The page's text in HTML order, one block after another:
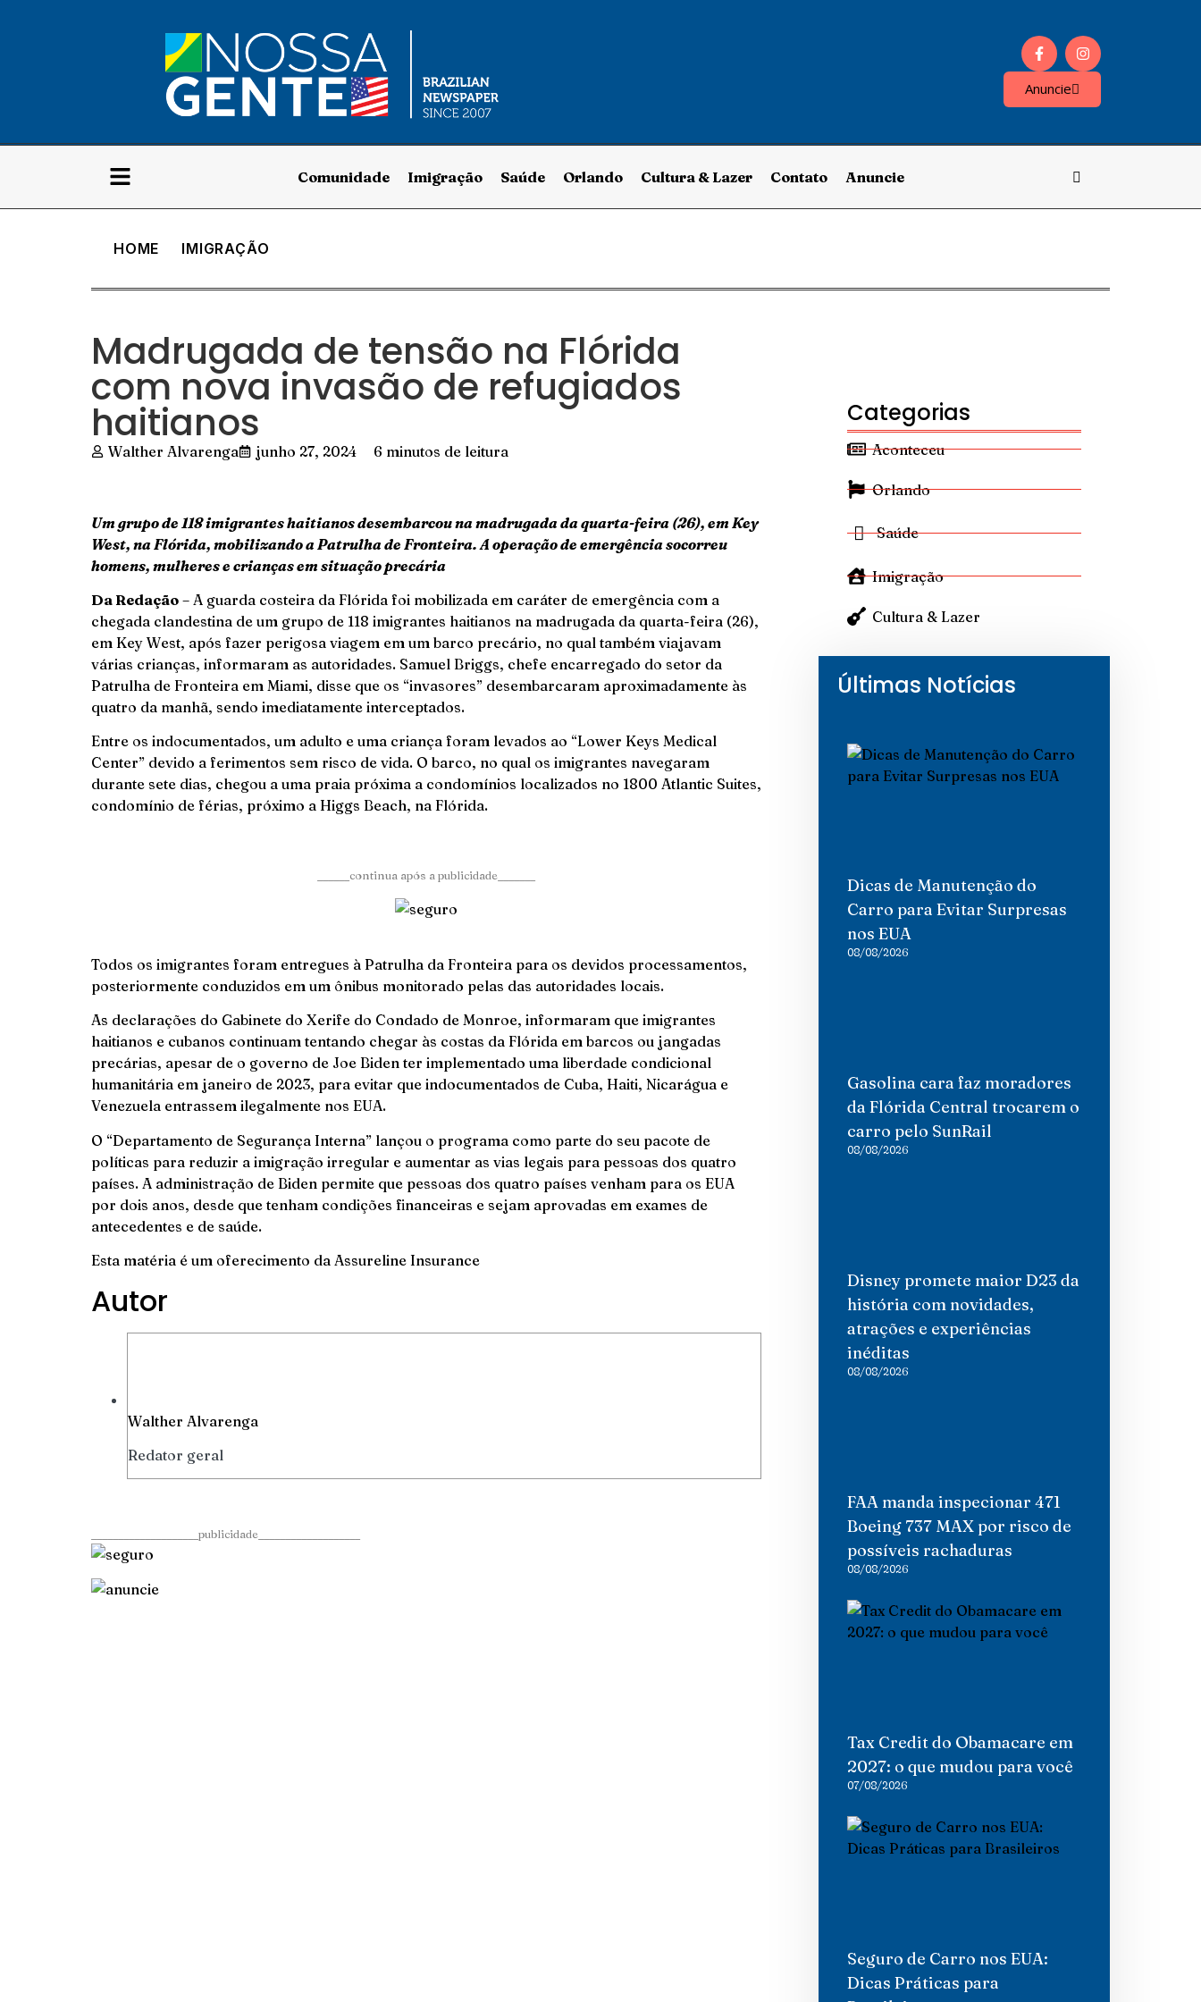
Anuncie
Comunidade Imigração Saúde Orlando Cultura & Lazer Contato Anuncie
HOME IMIGRAÇÃO
Madrugada de tensão na Flórida
com nova invasão de refugiados
haitianos
Walther Alvarenga junho 27, 2024 6 minutos de leitura
Um grupo de 118 imigrantes haitianos desembarcou na madrugada da quarta-feira (26), em Key
West, na Flórida, mobilizando a Patrulha de Fronteira. A operação de emergência socorreu
homens, mulheres e crianças em situação precária
Da Redação – A guarda costeira da Flórida foi mobilizada em caráter de emergência com a
chegada clandestina de um grupo de 118 imigrantes haitianos na madrugada da quarta-feira (26),
em Key West, após fazer perigosa viagem em um barco precário, no qual também viajavam
várias crianças, informaram as autoridades. Samuel Briggs, chefe encarregado do setor da
Patrulha de Fronteira em Miami, disse que os “invasores” desembarcaram aproximadamente às
quatro da manhã, sendo imediatamente interceptados.
Entre os indocumentados, um adulto e uma criança foram levados ao “Lower Keys Medical
Center” devido a ferimentos sem risco de vida. O barco, no qual os imigrantes navegaram
durante sete dias, chegou a uma praia próxima a condomínios localizados no 1800 Atlantic Suites,
condomínio de férias, próximo a Higgs Beach, na Flórida.
______continua após a publicidade_______
Todos os imigrantes foram entregues à Patrulha da Fronteira para os devidos processamentos,
posteriormente conduzidos em um ônibus monitorado pelas das autoridades locais.
As declarações do Gabinete do Xerife do Condado de Monroe, informaram que imigrantes
haitianos e cubanos continuam tentando chegar às costas da Flórida em barcos ou jangadas
precárias, apesar de o governo de Joe Biden ter implementado uma liberdade condicional
humanitária em janeiro de 2023, para evitar que indocumentados de Cuba, Haiti, Nicarágua e
Venezuela entrassem ilegalmente nos EUA.
O “Departamento de Segurança Interna” lançou o programa como parte do seu pacote de
políticas para reduzir a imigração irregular e aumentar as vias legais para pessoas dos quatro
países. A administração de Biden permite que pessoas dos quatro países venham para os EUA
por dois anos, desde que tenham condições financeiras e sejam aprovadas em exames de
antecedentes e de saúde.
Esta matéria é um oferecimento da Assureline Insurance
Autor
Walther Alvarenga
Redator geral
____________________publicidade___________________
Categorias
Aconteceu
Orlando
Saúde
Imigração
Cultura & Lazer
Últimas Notícias
Dicas de Manutenção do
Carro para Evitar Surpresas
nos EUA
08/08/2026
Gasolina cara faz moradores
da Flórida Central trocarem o
carro pelo SunRail
08/08/2026
Disney promete maior D23 da
história com novidades,
atrações e experiências
inéditas
08/08/2026
FAA manda inspecionar 471
Boeing 737 MAX por risco de
possíveis rachaduras
08/08/2026
Tax Credit do Obamacare em
2027: o que mudou para você
07/08/2026
Seguro de Carro nos EUA:
Dicas Práticas para